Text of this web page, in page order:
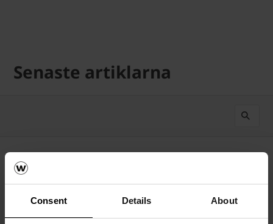
Consent Details About
Senaste artiklarna